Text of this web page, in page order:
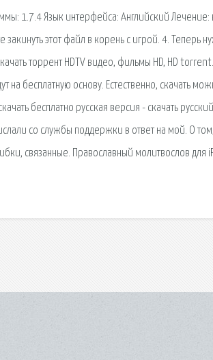
1.7.4 Язык интерфейса: Английский Лечение:
этот файл в корень с игрой. 4. Теперь
торрент HDTV видео, фильмы HD, HD
бесплатную основу. Естественно, скачать
бесплатно русская версия - скачать
со службы поддержки в ответ на мой. О
связанные. Православный молитвослов